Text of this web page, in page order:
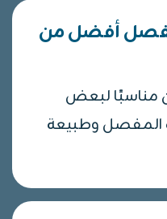
أفضل من
مناسبًا لبعض
المفصل وطبيعة